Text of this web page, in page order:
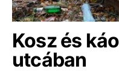
Kosz és
utcában